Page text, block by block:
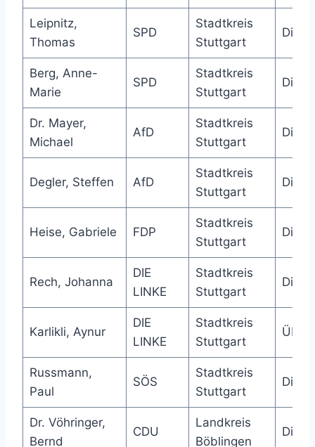
Leipnitz,
Thomas
SPD
Stadtkreis
Stuttgart
Berg, Anne-
Marie
SPD
Stadtkreis
Stuttgart
Dr. Mayer,
Michael
AfD
Stadtkreis
Stuttgart
Degler, Steffen AfD
Stadtkreis
Stuttgart
Heise, Gabriele FDP
Stadtkreis
Stuttgart
Rech, Johanna
DIE
LINKE
Stadtkreis
Stuttgart
Karlikli, Aynur
DIE
LINKE
Stadtkreis
Stuttgart
Russmann,
Paul
SÖS
Stadtkreis
Stuttgart
Dr. Vöhringer,
Bernd
CDU
Landkreis
Böblingen